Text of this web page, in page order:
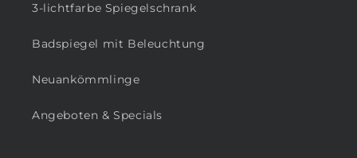
3-lichtfarbe Spiegelschrank
Badspiegel mit Beleuchtung
Neuankömmlinge
Angeboten & Specials